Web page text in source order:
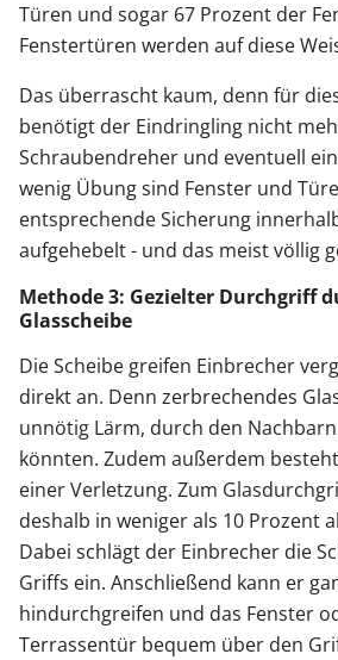
Türen und sogar 67 Prozent der
Fenstertüren werden auf diese
Das überrascht kaum, denn für
benötigt der Eindringling nicht
Schraubendreher und eventuell
wenig Übung sind Fenster und
entsprechende Sicherung
aufgehebelt - und das meist völlig
Methode 3: Gezielter Durchgriff
Glasscheibe
Die Scheibe greifen Einbrecher
direkt an. Denn zerbrechendes
unnötig Lärm, durch den
könnten. Zudem außerdem
einer Verletzung. Zum
deshalb in weniger als 10 Prozent
Dabei schlägt der Einbrecher die
Griffs ein. Anschließend kann er
hindurchgreifen und das Fenster
Terrassentür bequem über den